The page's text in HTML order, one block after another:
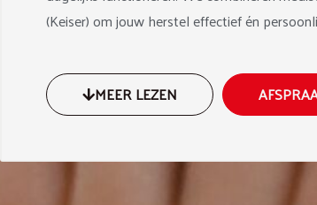
(Keiser) om jouw herstel effectief én
MEER LEZEN